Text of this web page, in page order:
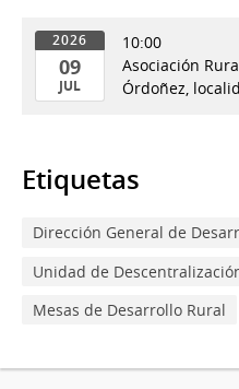
2026
09
JUL
Jul
del
10:00
Asociación
Órdoñez,
Etiquetas
Dirección General de
Unidad de
Mesas de Desarrollo Rural